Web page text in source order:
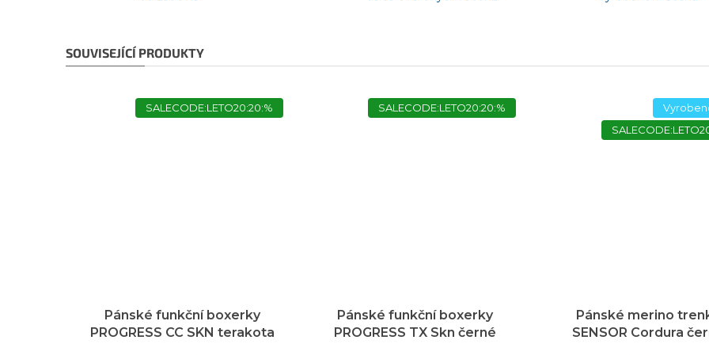
SOUVISEJÍCÍ PRODUKTY
SALECODE:LETO20:20:%
Pánské funkční boxerky
PROGRESS CC SKN terakota
SALECODE:LETO20:20:%
Pánské funkční boxerky
PROGRESS TX Skn černé
Pánské merino
SENSOR Cordura